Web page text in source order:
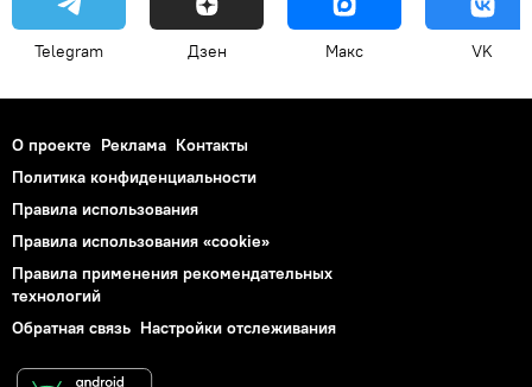
Telegram Дзен Макс VK
О проекте Реклама Контакты
Политика конфиденциальности
Правила использования
Правила использования «cookie»
Правила применения рекомендательных
технологий
Обратная связь Настройки отслеживания